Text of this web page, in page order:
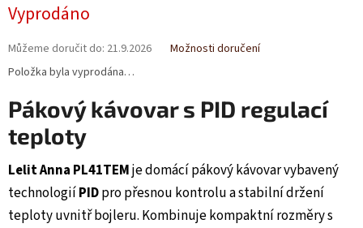
cena:
Vyprodáno
Můžeme doručit do: 21.9.2026
Možnosti doručení
Položka byla vyprodána…
Pákový kávovar s PID regulací
teploty
Lelit Anna PL41TEMje domácí pákový kávovar vybavený
technologiíPIDpro přesnou kontrolu a stabilní držení
teploty uvnitř bojleru. Kombinuje kompaktní rozměry s